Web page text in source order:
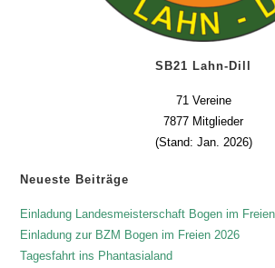
SB21 Lahn-Dill
71 Vereine
7877 Mitglieder
(Stand: Jan. 2026)
Neueste Beiträge
Einladung Landesmeisterschaft Bogen im
Einladung zur BZM Bogen im Freien 2026
Tagesfahrt ins Phantasialand